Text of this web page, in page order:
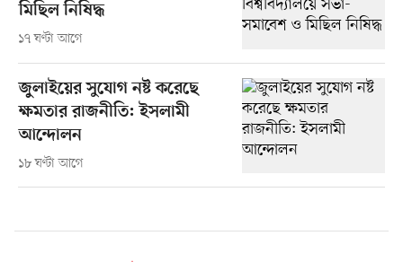
মিছিল নিষিদ্ধ
১৭ ঘণ্টা আগে
জুলাইয়ের সুযোগ নষ্ট করেছে
ক্ষমতার রাজনীতি: ইসলামী
আন্দোলন
১৮ ঘণ্টা আগে